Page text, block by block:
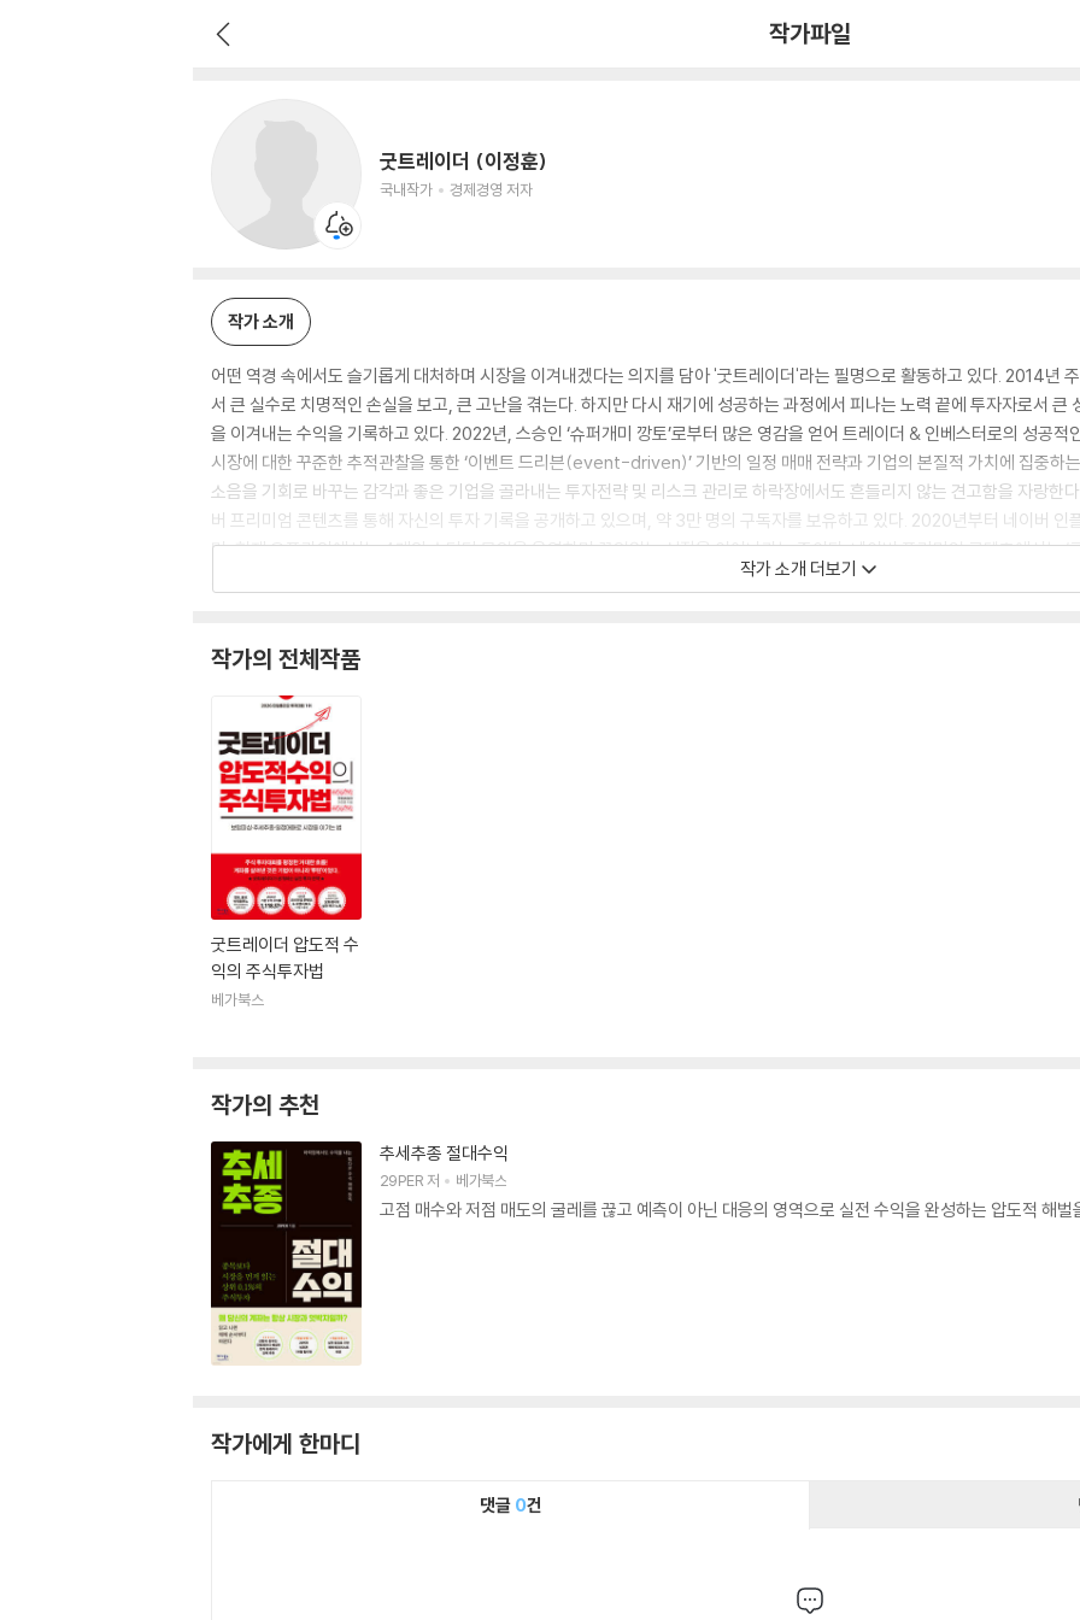
작가파일
굿트레이더 (이정훈)
국내작가 경제경영 저자
작가 소개
어떤 역경 속에서도 슬기롭게 대처하며 시장을 이겨내겠다는 의지를 담아 '굿트레이더'라는 필명으로 활동하고 있다. 2014년
서 큰 실수로 치명적인 손실을 보고, 큰 고난을 겪는다. 하지만 다시 재기에 성공하는 과정에서 피나는 노력 끝에 투자자로서
을 이겨내는 수익을 기록하고 있다. 2022년, 스승인 ‘슈퍼개미 깡토’로부터 많은 영감을 얻어 트레이더 & 인베스터로의 성공
시장에 대한 꾸준한 추적관찰을 통한 ‘이벤트 드리븐(event-driven)’ 기반의 일정 매매 전략과 기업의 본질적 가치에 집중하는
소음을 기회로 바꾸는 감각과 좋은 기업을 골라내는 투자전략 및 리스크 관리로 하락장에서도 흔들리지 않는 견고함을 자랑한
버 프리미엄 콘텐츠를 통해 자신의 투자 기록을 공개하고 있으며, 약 3만 명의 구독자를 보유하고 있다. 2020년부터 네이버 인
며, 현재 오프라인에서는 4개의 스터디 모임을 운영하며 끊임없는 성장을 이어나가는 중이다. 네이버 프리미엄 콘텐츠에서는 ‘
로부터 많은 신뢰를 얻고 있다. 현재 경제/비즈니스 분야에서 상위 5%에 랭크되어 있다.
작가 소개 더보기
작가의 전체작품
굿트레이더 압도적 수
익의 주식투자법
베가북스
작가의 추천
추세추종 절대수익
29PER저 베가북스
고점 매수와 저점 매도의 굴레를 끊고 예측이 아닌 대응의 영역으로 실전 수익을 완성하는 압도적 해벌
작가에게 한마디
댓글 0건